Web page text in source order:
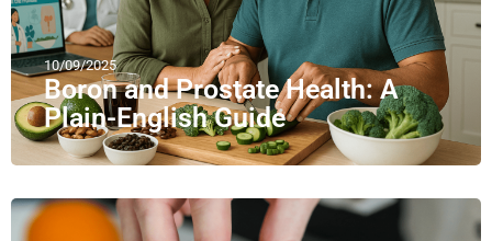
10/09/2025
Boron and Prostate Health: A
Plain-English Guide